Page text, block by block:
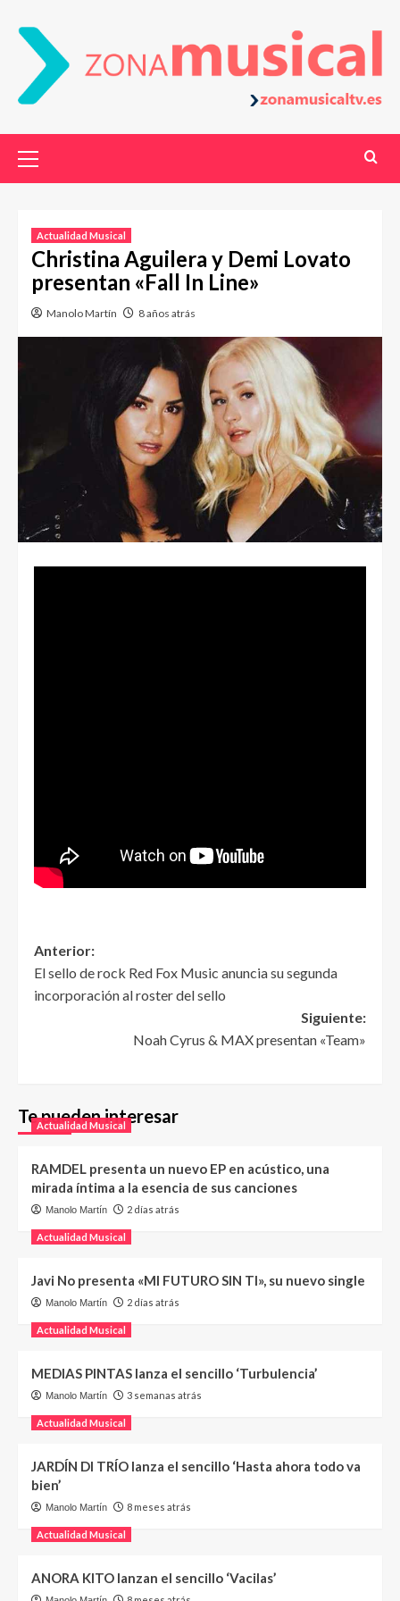
Actualidad Musical
Christina Aguilera y Demi Lovato
presentan «Fall In Line»
Manolo Martín 8 años atrás
Anterior:
El sello de rock Red Fox Music anuncia su segunda
incorporación al roster del sello
Siguiente:
Noah Cyrus & MAX presentan «Team»
Te pueden interesar
Actualidad Musical
RAMDEL presenta un nuevo EP en acústico, una
mirada íntima a la esencia de sus canciones
Manolo Martín 2 días atrás
Actualidad Musical
Javi No presenta «MI FUTURO SIN TI», su nuevo single
Manolo Martín 2 días atrás
Actualidad Musical
MEDIAS PINTAS lanza el sencillo ‘Turbulencia’
Manolo Martín 3 semanas atrás
Actualidad Musical
JARDÍN DI TRÍO lanza el sencillo ‘Hasta ahora todo va
bien’
Manolo Martín 8 meses atrás
Actualidad Musical
ANORA KITO lanzan el sencillo ‘Vacilas’